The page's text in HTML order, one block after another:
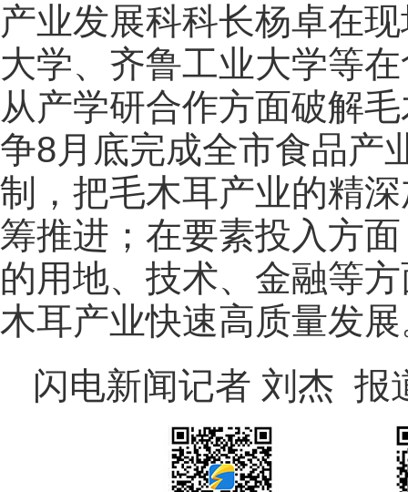
产业发展科科长杨卓在
大学、齐鲁工业大学等
从产学研合作方面破解
争8月底完成全市食品产
制，把毛木耳产业的精
筹推进；在要素投入方
的用地、技术、金融等
木耳产业快速高质量发
闪电新闻记者 刘杰 报